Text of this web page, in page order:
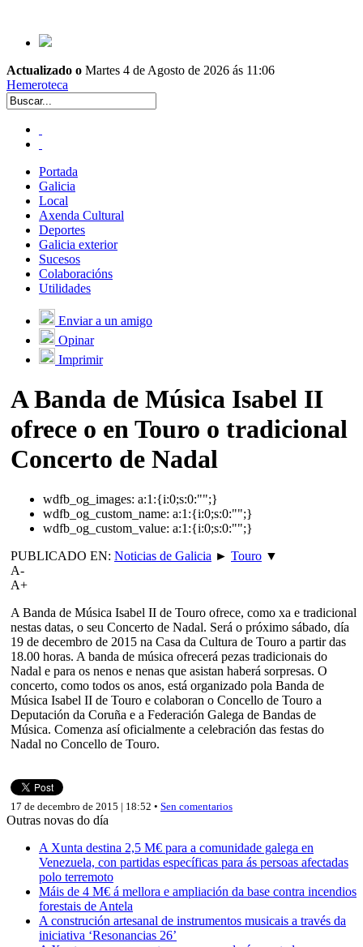
Actualizado o Martes 4 de Agosto de 2026 ás 11:06
Hemeroteca
Portada
Galicia
Local
Axenda Cultural
Deportes
Galicia exterior
Sucesos
Colaboracións
Utilidades
Enviar a un amigo
Opinar
Imprimir
A Banda de Música Isabel II
ofrece o en Touro o tradicional
Concerto de Nadal
wdfb_og_images: a:1:{i:0;s:0:"";}
wdfb_og_custom_name: a:1:{i:0;s:0:"";}
wdfb_og_custom_value: a:1:{i:0;s:0:"";}
PUBLICADO EN: Noticias de Galicia ► Touro ▼
A-
A+
A Banda de Música Isabel II de Touro ofrece, como xa e tradicional
nestas datas, o seu Concerto de Nadal. Será o próximo sábado, día
19 de decembro de 2015 na Casa da Cultura de Touro a partir das
18.00 horas. A banda de música ofrecerá pezas tradicionais do
Nadal e para os nenos e nenas que asistan haberá sorpresas. O
concerto, como todos os anos, está organizado pola Banda de
Música Isabel II de Touro e colaboran o Concello de Touro a
Deputación da Coruña e a Federación Galega de Bandas de
Música. Comenza así oficialmente a celebración das festas do
Nadal no Concello de Touro.
17 de decembro de 2015 | 18:52 • Sen comentarios
Outras novas do día
A Xunta destina 2,5 M€ para a comunidade galega en
Venezuela, con partidas específicas para ás persoas afectadas
polo terremoto
Máis de 4 M€ á mellora e ampliación da base contra incendios
forestais de Antela
A construción artesanal de instrumentos musicais a través da
iniciativa ‘Resonancias 26’